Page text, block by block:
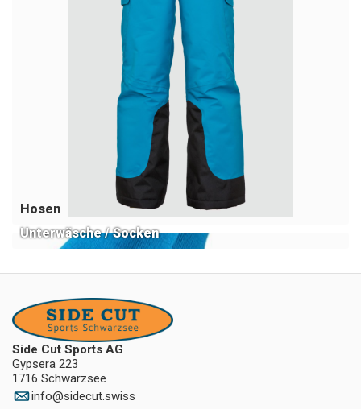
Hosen
Unterwäsche / Socken
Side Cut Sports AG
Gypsera 223
1716 Schwarzsee
info@sidecut.swiss